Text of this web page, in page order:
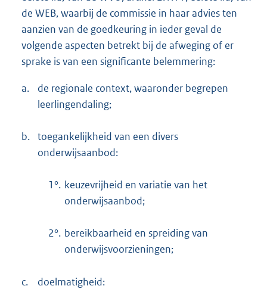
de WEB, waarbij de commissie in haar advies ten
aanzien van de goedkeuring in ieder geval de
volgende aspecten betrekt bij de afweging of er
sprake is van een significante belemmering:
a.
de regionale context, waaronder begrepen
leerlingendaling;
b. toegankelijkheid van een divers
onderwijsaanbod:
1°. keuzevrijheid en variatie van het
onderwijsaanbod;
2°. bereikbaarheid en spreiding van
onderwijsvoorzieningen;
c. doelmatigheid: